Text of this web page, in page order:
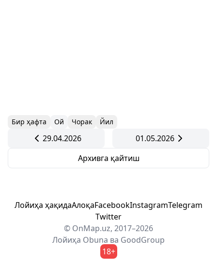
Бир ҳафта Ой Чорак Йил
29.04.2026
01.05.2026
Архивга қайтиш
Лойиҳа ҳақидаАлоқаFacebookInstagramTelegram
Twitter
© OnMap.uz, 2017–2026
Лойиҳа Obuna ва GoodGroup
18+